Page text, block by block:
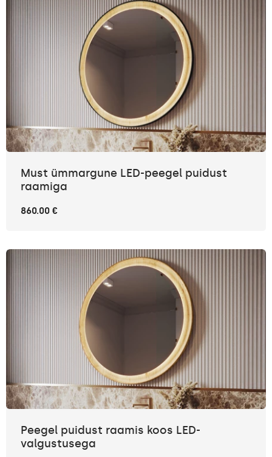
Must ümmargune LED-peegel puidust
raamiga
860.00 €
Peegel puidust raamis koos LED-
valgustusega